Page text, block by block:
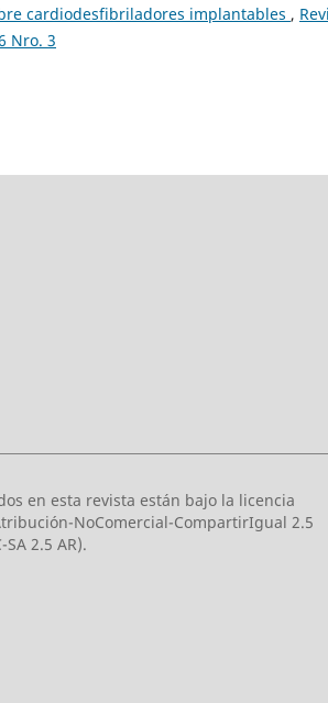
cardiodesfibriladores implantables ,
Nro. 3
en esta revista están bajo la licencia
NoComercial-CompartirIgual 2.5
2.5 AR).